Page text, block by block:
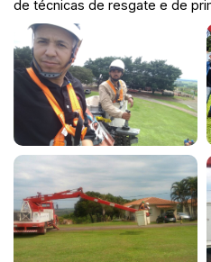
de técnicas de resgate e de